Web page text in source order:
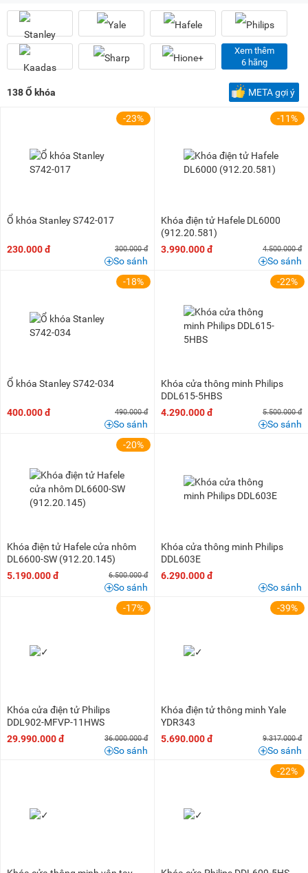
200K - 500K
1 triệu - 1,5 triệu (2)
1,5 triệu - 2 triệu
(2)
10 triệu - 15 triệu
25 triệu - 30 triệu (1)
30 triệu - 40 triệu
Xem thêm
6 hãng
138Ổ khóa META gợi ý
-23%
Ổ khóa Stanley S742-017
230.000 đ 300.000 đ
So sánh
-11%
Khóa điện tử Hafele DL6000
(912.20.581)
3.990.000 đ
4.500.000 đ
So sánh
-18%
Ổ khóa Stanley S742-034
400.000 đ 490.000 đ
So sánh
-22%
Khóa cửa thông minh Philips
DDL615-5HBS
4.290.000 đ
5.500.000 đ
So sánh
-20%
Khóa điện tử Hafele cửa nhôm
DL6600-SW (912.20.145)
5.190.000 đ
6.500.000 đ
So sánh
Khóa cửa thông minh Philips
DDL603E
6.290.000 đ
So sánh
-17%
Khóa cửa điện tử Philips
DDL902-MFVP-11HWS
29.990.000 đ
36.000.000 đ
So sánh
-39%
Khóa điện tử thông minh Yale
YDR343
5.690.000 đ
9.317.000 đ
So sánh
-22%